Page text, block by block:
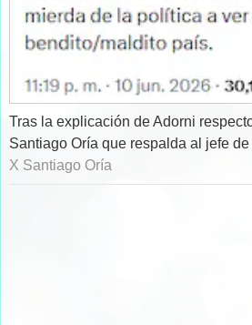
Tras la explicación de Adorni
Santiago Oría que respalda al jefe
X Santiago Oría